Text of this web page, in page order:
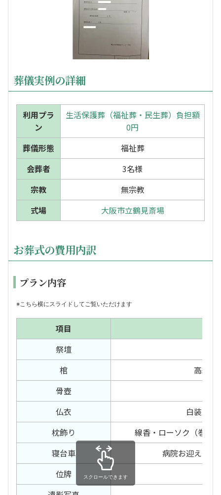
葬儀実例の詳細
利用プラ
ン
生活保護葬（福祉葬・民生葬）負担額
0円
葬儀形態
福祉葬
会葬者
3名様
宗教
無宗教
式場
大阪市立鶴見斎場
お葬式の費用内訳
プラン内容
※こちら横にスライドしてご覧いただけます
項目
祭壇
棺
高級布
骨壺
仏衣
白装束（
枕飾り
線香・ローソク（巻線
寝台車
病院お迎え～預
位牌
スクロールできます